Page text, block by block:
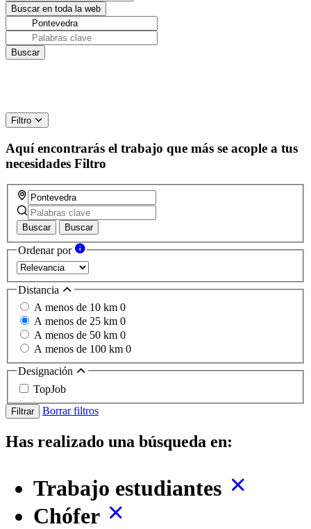
Filtro
Aquí encontrarás el trabajo que más se acople a tus
necesidades Filtro
Buscar Buscar
Ordenar por
Distancia
A menos de 10 km 0
A menos de 25 km 0
A menos de 50 km 0
A menos de 100 km 0
Designación
TopJob
Filtrar Borrar filtros
Has realizado una búsqueda en:
Trabajo estudiantes
Chófer